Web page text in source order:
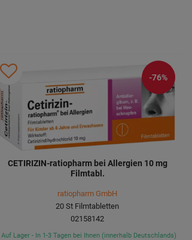
CETIRIZIN-ratiopharm bei Allergien 10 mg
Filmtabl.
ratiopharm GmbH
20 St Filmtabletten
02158142
Auf Lager - In 1-3 Tagen bei Ihnen (innerhalb Deutschlands)
-76%